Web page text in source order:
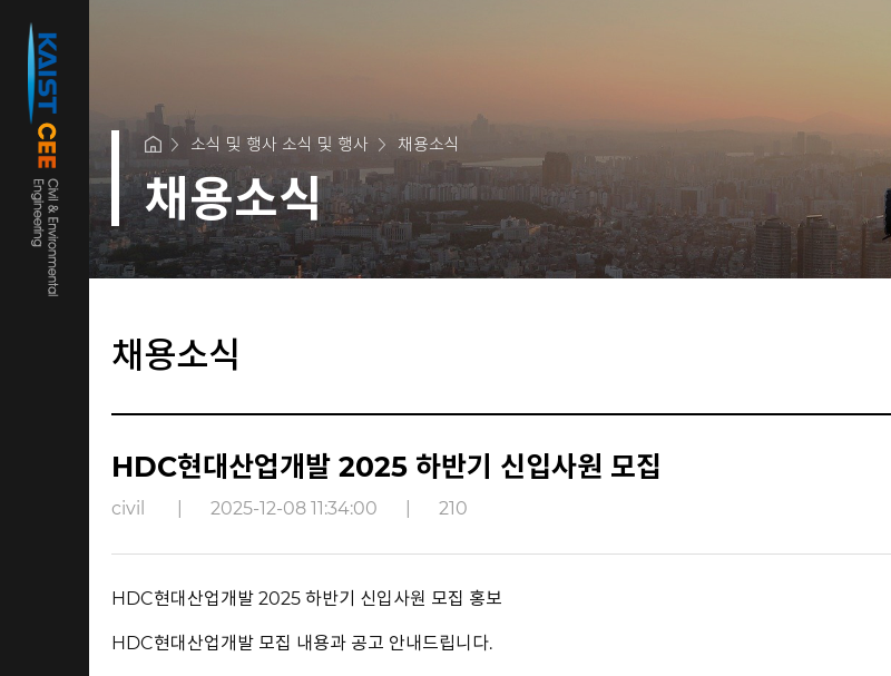
소식 및 행사 소식 및 행사 채용소식
채용소식
채용소식
HDC현대산업개발 2025 하반기 신입사원 모집
civil 2025-12-08 11:34:00 210
HDC현대산업개발 2025 하반기 신입사원 모집 홍보
HDC현대산업개발 모집 내용과 공고 안내드립니다.